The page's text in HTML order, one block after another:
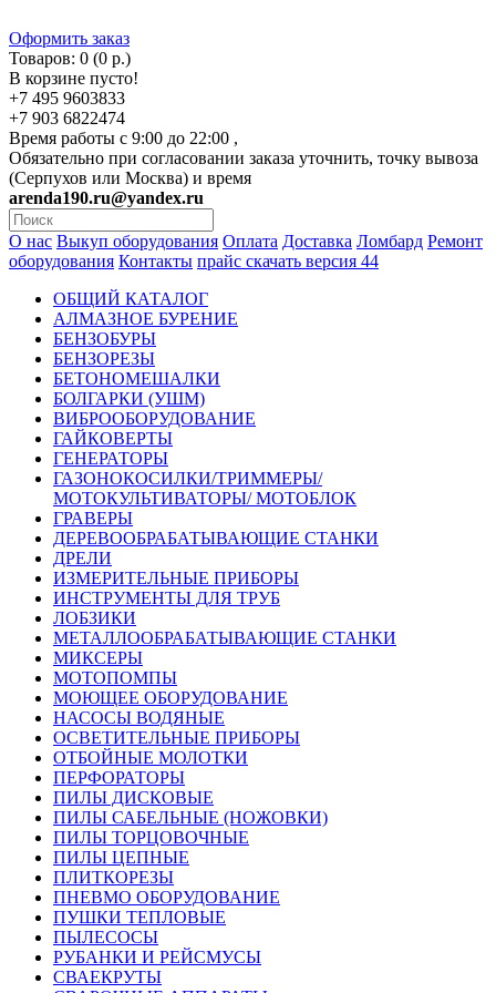
Оформить заказ
Товаров: 0 (0 р.)
В корзине пусто!
+7 495 9603833
+7 903 6822474
Время работы с 9:00 до 22:00 ,
Обязательно при согласовании заказа уточнить, точку вывоза
(Серпухов или Москва) и время
arenda190.ru@yandex.ru
О нас Выкуп оборудования Оплата Доставка Ломбард Ремонт
оборудования Контакты прайс скачать версия 44
ОБЩИЙ КАТАЛОГ
АЛМАЗНОЕ БУРЕНИЕ
БЕНЗОБУРЫ
БЕНЗОРЕЗЫ
БЕТОНОМЕШАЛКИ
БОЛГАРКИ (УШМ)
ВИБРООБОРУДОВАНИЕ
ГАЙКОВЕРТЫ
ГЕНЕРАТОРЫ
ГАЗОНОКОСИЛКИ/ТРИММЕРЫ/
МОТОКУЛЬТИВАТОРЫ/ МОТОБЛОК
ГРАВЕРЫ
ДЕРЕВООБРАБАТЫВАЮЩИЕ СТАНКИ
ДРЕЛИ
ИЗМЕРИТЕЛЬНЫЕ ПРИБОРЫ
ИНСТРУМЕНТЫ ДЛЯ ТРУБ
ЛОБЗИКИ
МЕТАЛЛООБРАБАТЫВАЮЩИЕ СТАНКИ
МИКСЕРЫ
МОТОПОМПЫ
МОЮЩЕЕ ОБОРУДОВАНИЕ
НАСОСЫ ВОДЯНЫЕ
ОСВЕТИТЕЛЬНЫЕ ПРИБОРЫ
ОТБОЙНЫЕ МОЛОТКИ
ПЕРФОРАТОРЫ
ПИЛЫ ДИСКОВЫЕ
ПИЛЫ САБЕЛЬНЫЕ (НОЖОВКИ)
ПИЛЫ ТОРЦОВОЧНЫЕ
ПИЛЫ ЦЕПНЫЕ
ПЛИТКОРЕЗЫ
ПНЕВМО ОБОРУДОВАНИЕ
ПУШКИ ТЕПЛОВЫЕ
ПЫЛЕСОСЫ
РУБАНКИ И РЕЙСМУСЫ
СВАЕКРУТЫ